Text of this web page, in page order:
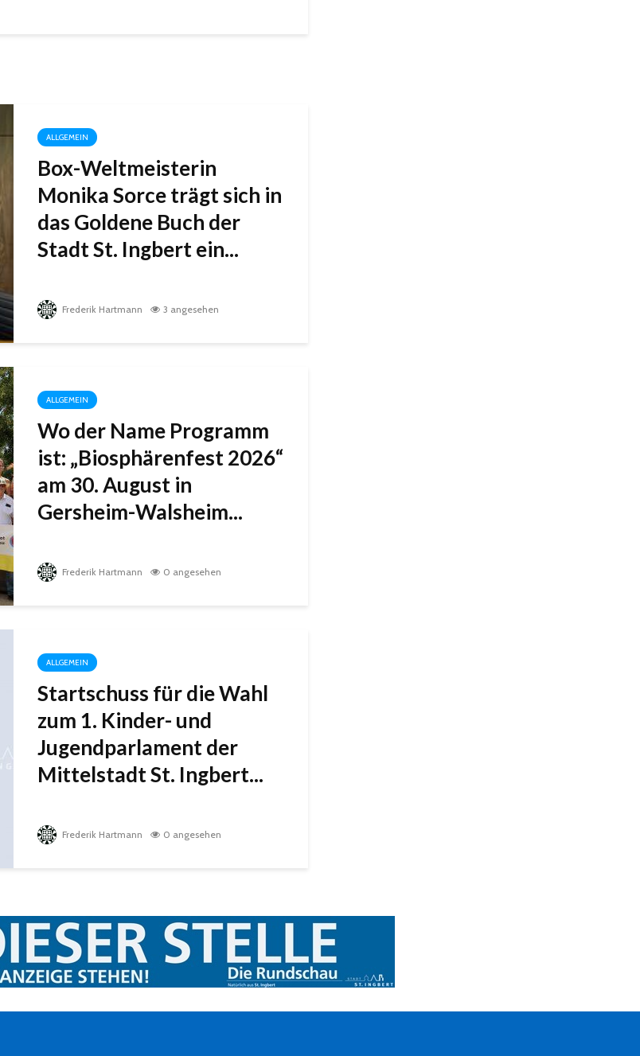
ALLGEMEIN
Box-Weltmeisterin
Monika Sorce trägt sich in
das Goldene Buch der
Stadt St. Ingbert ein...
Frederik Hartmann 3 angesehen
ALLGEMEIN
Wo der Name Programm
ist: „Biosphärenfest 2026“
am 30. August in
Gersheim-Walsheim...
Frederik Hartmann 0 angesehen
ALLGEMEIN
Startschuss für die Wahl
zum 1. Kinder- und
Jugendparlament der
Mittelstadt St. Ingbert...
Frederik Hartmann 0 angesehen